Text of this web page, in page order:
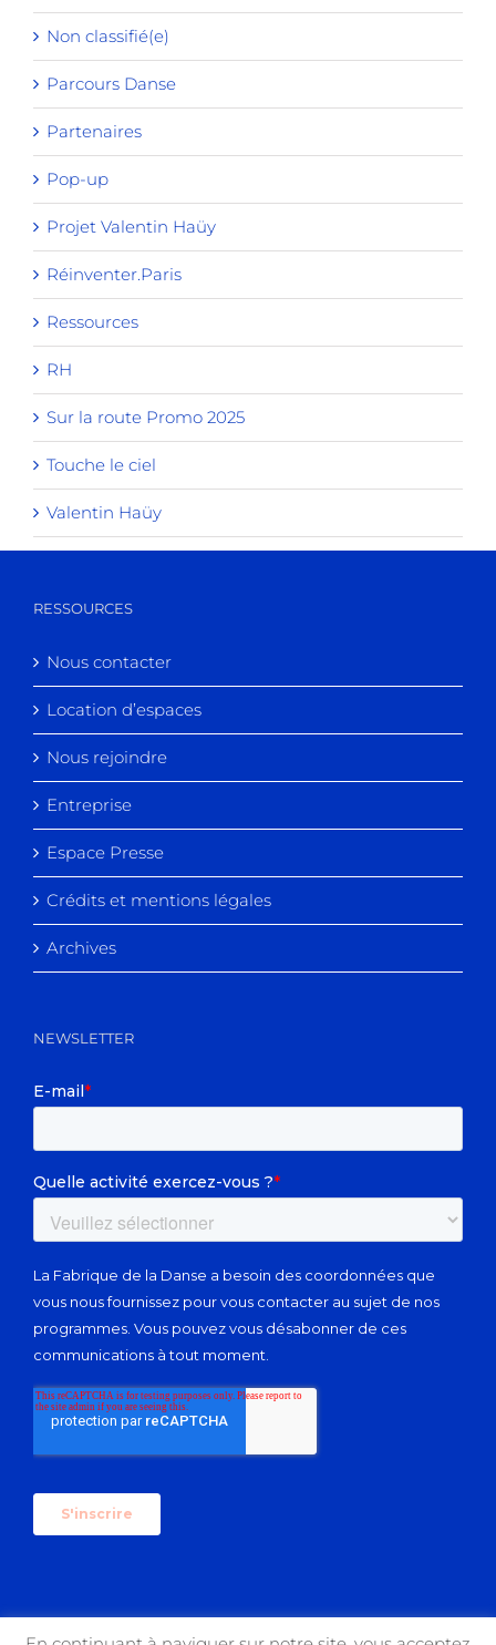
Non classifié(e)
Parcours Danse
Partenaires
Pop-up
Projet Valentin Haüy
Réinventer.Paris
Ressources
RH
Sur la route Promo 2025
Touche le ciel
Valentin Haüy
RESSOURCES
Nous contacter
Location d’espaces
Nous rejoindre
Entreprise
Espace Presse
Crédits et mentions légales
Archives
NEWSLETTER